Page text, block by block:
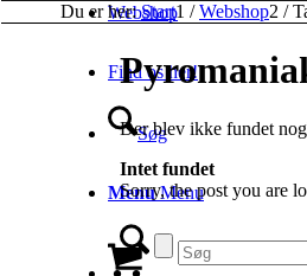
Webshop
Find os her!
Søg
Menu Menu
Du er her: Start1 / Webshop2 /
Der blev ikke fundet
Intet fundet
Sorry, the post you are